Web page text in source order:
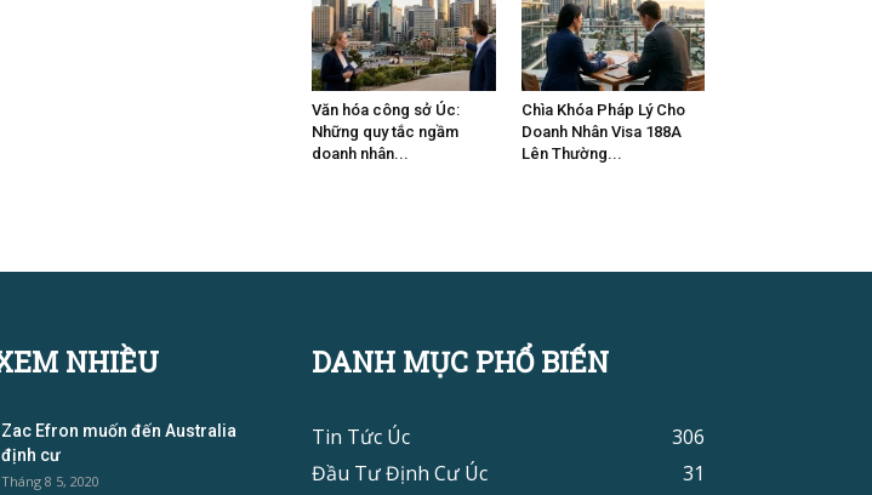
Văn hóa công sở Úc:
Những quy tắc ngầm
doanh nhân...
Chìa Khóa Pháp Lý Cho
Doanh Nhân Visa 188A
Lên Thường...
NHIỀU
Zac Efron muốn đến Australia
định cư
Tháng 8 5, 2020
DANH MỤC PHỔ BIẾN
Tin Tức Úc
306
Đầu Tư Định Cư Úc
31